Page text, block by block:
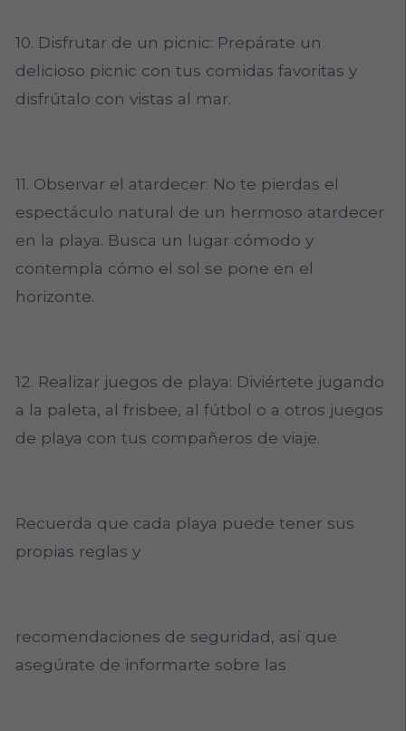
10. Disfrutar de un picnic: Prepárate un
delicioso picnic con tus comidas favoritas y
disfrútalo con vistas al mar.
11. Observar el atardecer: No te pierdas el
espectáculo natural de un hermoso atardecer
en la playa. Busca un lugar cómodo y
contempla cómo el sol se pone en el
horizonte.
12. Realizar juegos de playa: Diviértete jugando
a la paleta, al frisbee, al fútbol o a otros juegos
de playa con tus compañeros de viaje.
Recuerda que cada playa puede tener sus
propias reglas y
recomendaciones de seguridad, así que
asegúrate de informarte sobre las